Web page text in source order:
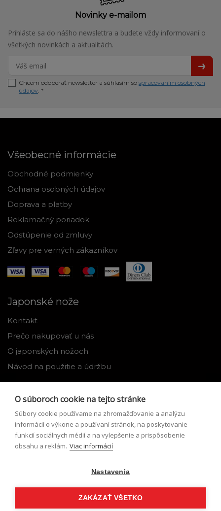
Novinky e-mailom
Prihláste sa do nášho newslettra a budete vždy informovaní o
všetkých novinkách a aktualitách.
Chcem odoberať newsletter a súhlasím so spracovaním osobných
údajov. *
Všeobecné informácie
Obchodné podmienky
Ochrana osobných údajov
Doprava a platby
Reklamačný poriadok
Odstúpenie od zmluvy
Zľavy pre verných zákazníkov
Japonské nože
Kontakt
Prečo nakupovať u nás
O japonských nožoch
Návod na použitie a údržbu
Môj profil
Zabudnuté heslo
Formulár pre odstúpenie od zmluvy
O súboroch cookie na tejto stránke
Súbory cookie používame na zhromažďovanie a analýzu
informácií o výkone a používaní stránok, na poskytovanie
funkcií sociálnych médií a na vylepšenie a prispôsobenie
obsahu a reklám. Viac informácií
Nastavenia
ZAKÁZAŤ VŠETKO